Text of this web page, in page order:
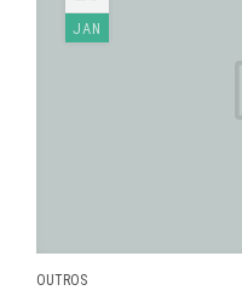
JAN
OUTROS